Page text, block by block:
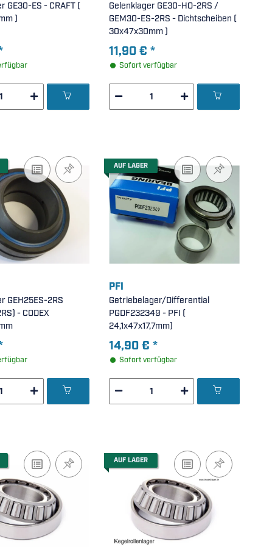
GE30-ES - CRAFT (
)
Gelenklager GE30-HO-2RS /
GEM30-ES-2RS - Dichtscheiben (
30x47x30mm )
11,90 €*
Sofort verfügbar
GEH25ES-2RS
- CODEX
AUF LAGER
PFI
Getriebelager/Differential
PGDF232349 - PFI (
24,1x47x17,7mm)
14,90 €*
Sofort verfügbar
AUF LAGER